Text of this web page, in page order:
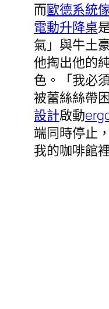
而歐德系統
電動升降桌
氣」與牛土
他掏出他的
色。「我必
被蕾絲絲帶
設計啟動
端同時停止
我的咖啡館